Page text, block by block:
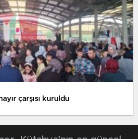
çarşısı kuruldu